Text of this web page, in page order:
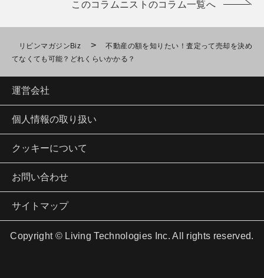
このコラムニストのコラム一覧へ
リビンマガジンBiz >
不動産の額を知りたい！査定って売却を決め
てなくても可能？どれくらいかかる？
運営会社
個人情報の取り扱い
クッキーについて
お問い合わせ
サイトマップ
Copyright © Living Technologies Inc. All rights reserved.